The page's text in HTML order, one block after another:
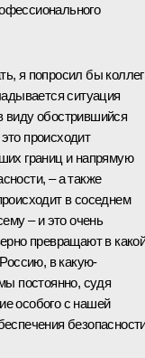
я попросил бы коллег
ситуация
виду обострившийся
происходит
границ и напрямую
– а также
в соседнем
– и это очень
превращают в
в какую-
постоянно, судя
особого с нашей